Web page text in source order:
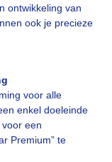
ontwikkeling van
ook je precieze
voor alle
enkel doeleinde
een
Premium” te